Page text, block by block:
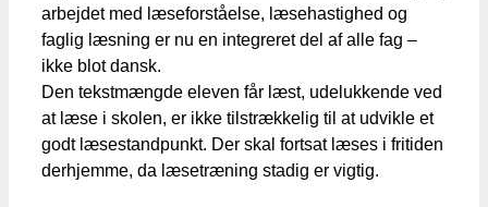
arbejdet med læseforståelse, læsehastighed og
faglig læsning er nu en integreret del af alle fag –
ikke blot dansk.
Den tekstmængde eleven får læst, udelukkende ved
at læse i skolen, er ikke tilstrækkelig til at udvikle et
godt læsestandpunkt. Der skal fortsat læses i fritiden
derhjemme, da læsetræning stadig er vigtig.